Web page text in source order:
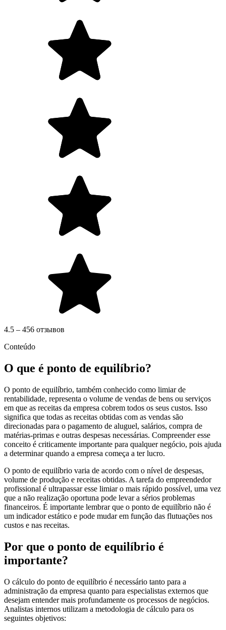
4.5 – 456 отзывов
Conteúdo
O que é ponto de equilíbrio?
O ponto de equilíbrio, também conhecido como limiar de
rentabilidade, representa o volume de vendas de bens ou serviços
em que as receitas da empresa cobrem todos os seus custos. Isso
significa que todas as receitas obtidas com as vendas são
direcionadas para o pagamento de aluguel, salários, compra de
matérias-primas e outras despesas necessárias. Compreender esse
conceito é criticamente importante para qualquer negócio, pois ajuda
a determinar quando a empresa começa a ter lucro.
O ponto de equilíbrio varia de acordo com o nível de despesas,
volume de produção e receitas obtidas. A tarefa do empreendedor
profissional é ultrapassar esse limiar o mais rápido possível, uma vez
que a não realização oportuna pode levar a sérios problemas
financeiros. É importante lembrar que o ponto de equilíbrio não é
um indicador estático e pode mudar em função das flutuações nos
custos e nas receitas.
Por que o ponto de equilíbrio é
importante?
O cálculo do ponto de equilíbrio é necessário tanto para a
administração da empresa quanto para especialistas externos que
desejam entender mais profundamente os processos de negócios.
Analistas internos utilizam a metodologia de cálculo para os
seguintes objetivos: